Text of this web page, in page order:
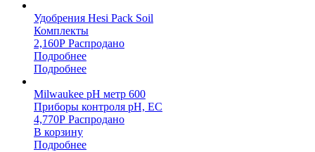
Удобрения Hesi Pack Soil
Комплекты
2,160Р Распродано
Подробнее
Подробнее
Milwaukee pH метр 600
Приборы контроля pH, EC
4,770Р Распродано
В корзину
Подробнее